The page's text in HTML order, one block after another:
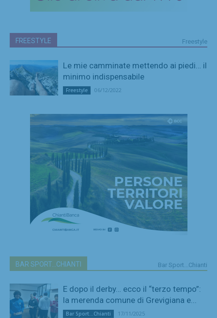
FREESTYLE Freestyle
Le mie camminate mettendo ai piedi… il
minimo indispensabile
Freestyle 06/12/2022
BAR SPORT...CHIANTI Bar Sport...Chianti
E dopo il derby… ecco il “terzo tempo”:
la merenda comune di Grevigiana e...
Bar Sport...Chianti 17/11/2025